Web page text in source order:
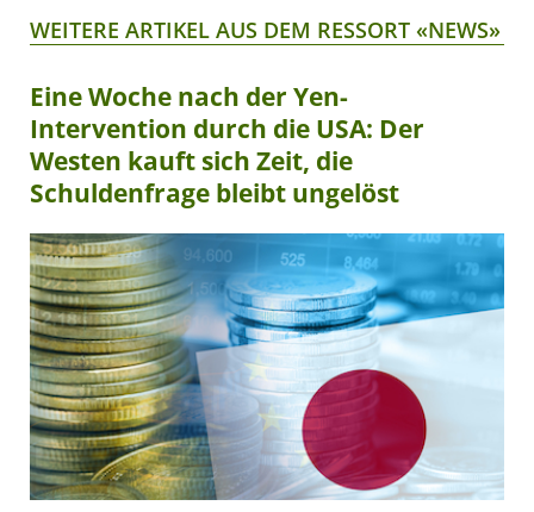
WEITERE ARTIKEL AUS DEM RESSORT «NEWS»
Eine Woche nach der Yen-
Intervention durch die USA: Der
Westen kauft sich Zeit, die
Schuldenfrage bleibt ungelöst